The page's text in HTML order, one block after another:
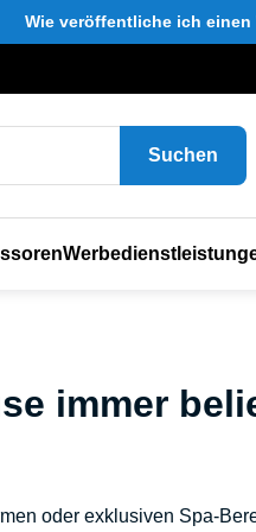
Wie veröffentliche ich einen
Suchen
immer
oder exklusiven Spa-